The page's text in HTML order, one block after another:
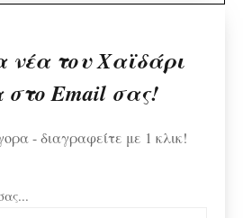
νέα του Χαϊδάρι
Email σας!
- διαγραφείτε με 1 κλικ!